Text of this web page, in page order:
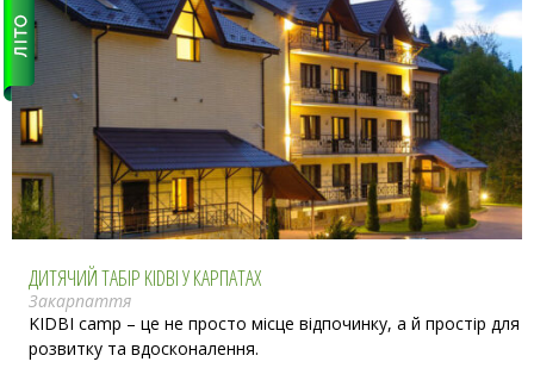
ДИТЯЧИЙ ТАБІР KIDBI У КАРПАТАХ
Закарпаття
KIDBI camp – це не просто місце відпочинку, а й простір для
розвитку та вдосконалення.